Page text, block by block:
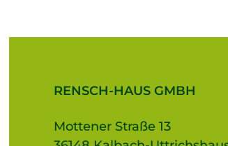
RENSCH-HAUS GMBH
Mottener Straße 13